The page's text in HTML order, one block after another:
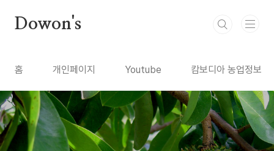
Dowon's
홈 개인페이지 Youtube 캄보디아 농업정보